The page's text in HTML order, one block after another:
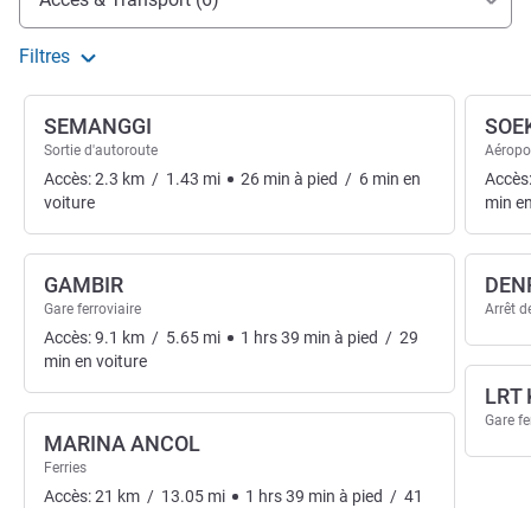
Filtres
SEMANGGI
Sortie d'autoroute
Accès:2.3 km / 1.43 mi 26 min à pied / 6 min en
voiture
GAMBIR
Gare ferroviaire
Accès:9.1 km / 5.65 mi 1 hrs39 min à pied / 29
min en voiture
MARINA ANCOL
Ferries
Accès:21 km / 13.05 mi 1 hrs39 min à pied / 41
min
Arrêt
LRT
Gare